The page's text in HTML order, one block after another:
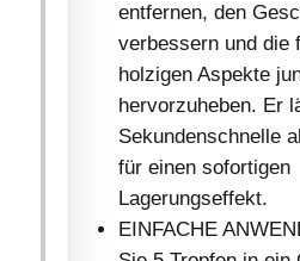
entfernen, den
verbessern und die
holzigen Aspekte
hervorzuheben. Er
Sekundenschnelle
für einen sofortigen
Lagerungseffekt.
EINFACHE